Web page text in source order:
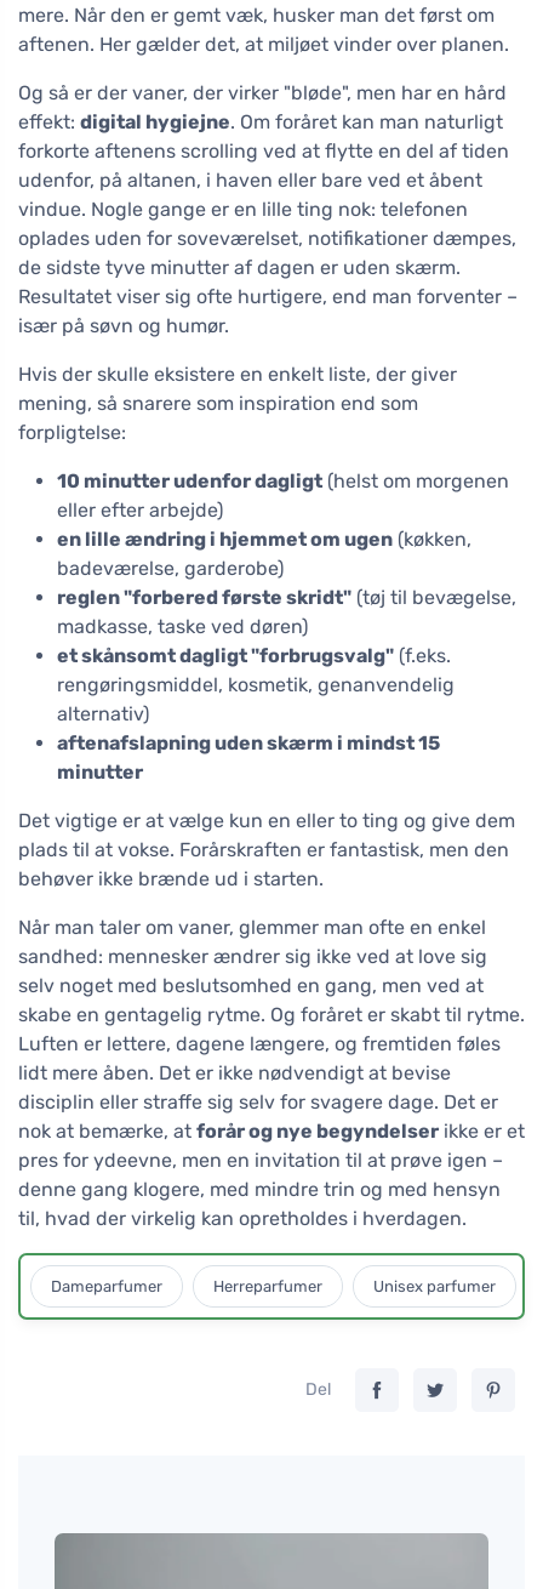
mere. Når den er gemt væk, husker man det først om
aftenen. Her gælder det, at miljøet vinder over planen.
Og så er der vaner, der virker "bløde", men har en hård
effekt: digital hygiejne. Om foråret kan man naturligt
forkorte aftenens scrolling ved at flytte en del af tiden
udenfor, på altanen, i haven eller bare ved et åbent
vindue. Nogle gange er en lille ting nok: telefonen
oplades uden for soveværelset, notifikationer dæmpes,
de sidste tyve minutter af dagen er uden skærm.
Resultatet viser sig ofte hurtigere, end man forventer –
især på søvn og humør.
Hvis der skulle eksistere en enkelt liste, der giver
mening, så snarere som inspiration end som
forpligtelse:
10 minutter udenfor dagligt (helst om morgenen
eller efter arbejde)
en lille ændring i hjemmet om ugen (køkken,
badeværelse, garderobe)
reglen "forbered første skridt" (tøj til bevægelse,
madkasse, taske ved døren)
et skånsomt dagligt "forbrugsvalg" (f.eks.
rengøringsmiddel, kosmetik, genanvendelig
alternativ)
aftenafslapning uden skærm i mindst 15
minutter
Det vigtige er at vælge kun en eller to ting og give dem
plads til at vokse. Forårskraften er fantastisk, men den
behøver ikke brænde ud i starten.
Når man taler om vaner, glemmer man ofte en enkel
sandhed: mennesker ændrer sig ikke ved at love sig
selv noget med beslutsomhed en gang, men ved at
skabe en gentagelig rytme. Og foråret er skabt til rytme.
Luften er lettere, dagene længere, og fremtiden føles
lidt mere åben. Det er ikke nødvendigt at bevise
disciplin eller straffe sig selv for svagere dage. Det er
nok at bemærke, at forår og nye begyndelser ikke er et
pres for ydeevne, men en invitation til at prøve igen –
denne gang klogere, med mindre trin og med hensyn
til, hvad der virkelig kan opretholdes i hverdagen.
Dameparfumer Herreparfumer Unisex parfumer
Del